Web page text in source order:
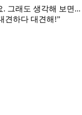
그래도 생각해 보면
견하다 대견해!”